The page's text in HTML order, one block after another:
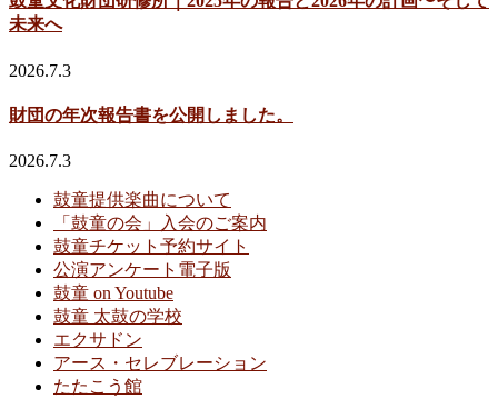
未来へ
2026.7.3
財団の年次報告書を公開しました。
2026.7.3
鼓童提供楽曲について
「鼓童の会」入会のご案内
鼓童チケット予約サイト
公演アンケート電子版
鼓童 on Youtube
鼓童 太鼓の学校
エクサドン
アース・セレブレーション
たたこう館